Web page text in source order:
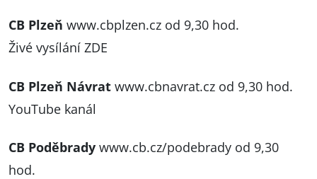
CB Plzeň www.cbplzen.cz od 9,30 hod.
Živé vysílání ZDE
CB Plzeň Návrat www.cbnavrat.cz od 9,30 hod.
YouTube kanál
CB Poděbrady www.cb.cz/podebrady od 9,30
hod.